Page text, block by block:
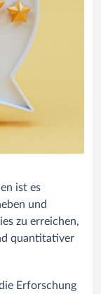
ist es
und
zu erreichen,
quantitativer
Erforschung